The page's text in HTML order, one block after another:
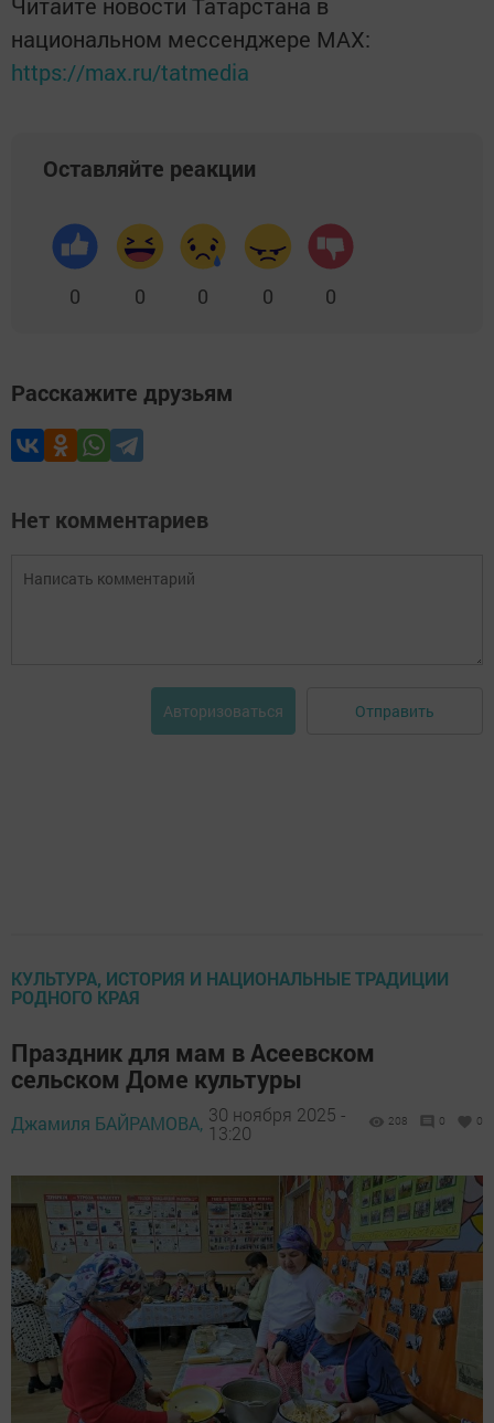
национальном мессенджере MАХ:
https://max.ru/tatmedia
Оставляйте реакции
0 0 0 0 0
Расскажите друзьям
Нет комментариев
Авторизоваться Отправить
КУЛЬТУРА, ИСТОРИЯ И НАЦИОНАЛЬНЫЕ ТРАДИЦИИ
РОДНОГО КРАЯ
Праздник для мам в Асеевском
сельском Доме культуры
Джамиля БАЙРАМОВА, 30 ноября 2025 -
13:20
208 0 0